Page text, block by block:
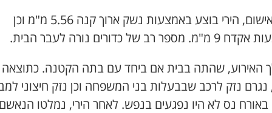
לפי האישום, הירי בוצע באמצעות נשק ארוך קנה 5.56 מ"מ וכן
רב של כדורים נורה לעבר הבית.
האירוע, שהתה בבית אם ביחד עם בתה הקטנה. כתוצאה
נגרם נזק לרכב שבבעלות בני המשפחה וכן נזק חיצוני
נס לא היו נפגעים בנפש. לאחר הירי, נמלטו הנאשם